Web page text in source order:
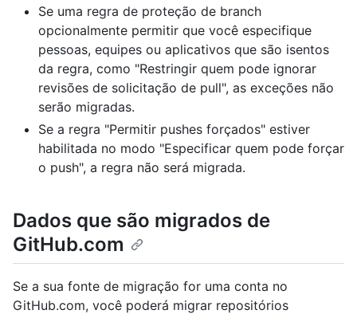
Se uma regra de proteção de branch
opcionalmente permitir que você especifique
pessoas, equipes ou aplicativos que são isentos
da regra, como "Restringir quem pode ignorar
revisões de solicitação de pull", as exceções não
serão migradas.
Se a regra "Permitir pushes forçados" estiver
habilitada no modo "Especificar quem pode forçar
o push", a regra não será migrada.
Dados que são migrados de
GitHub.com
Se a sua fonte de migração for uma conta no
GitHub.com, você poderá migrar repositórios